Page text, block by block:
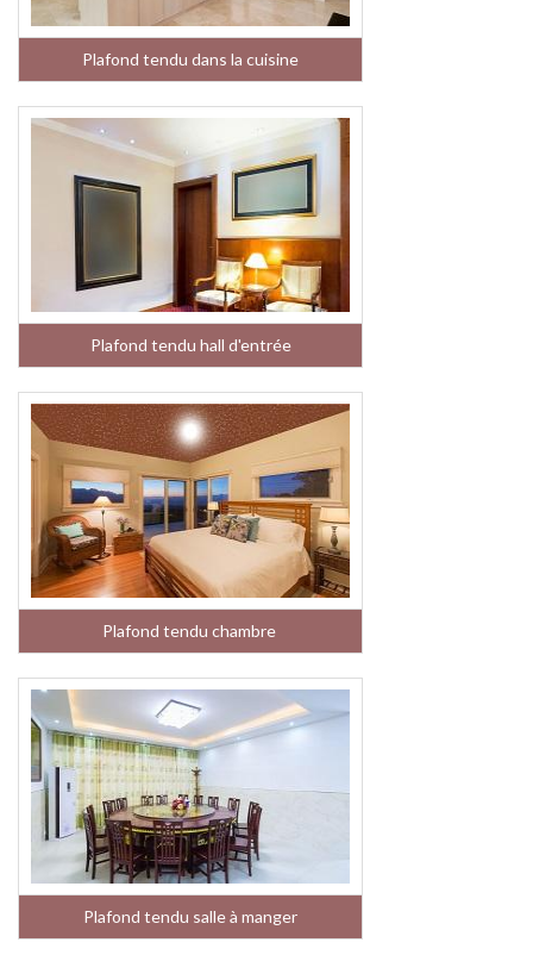
Plafond tendu dans la cuisine
Plafond tendu hall d'entrée
Plafond tendu chambre
Plafond tendu salle à manger